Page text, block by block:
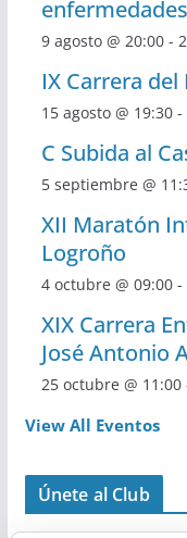
9 agosto @ 20:00-
IX Carrera
15 agosto @ 19:30-
C Subida al
5 septiembre @
XII Maratón
Logroño
4 octubre @ 09:00-
XIX Carrera
José Antonio
25 octubre @ 11:00
View All Eventos
Únete al Club